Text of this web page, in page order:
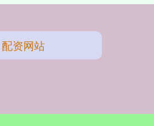
配资网站